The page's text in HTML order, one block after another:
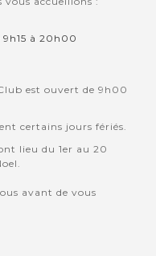
9h15 à 20h00
est ouvert de 9h00
certains jours fériés.
lieu du 1er au 20
avant de vous